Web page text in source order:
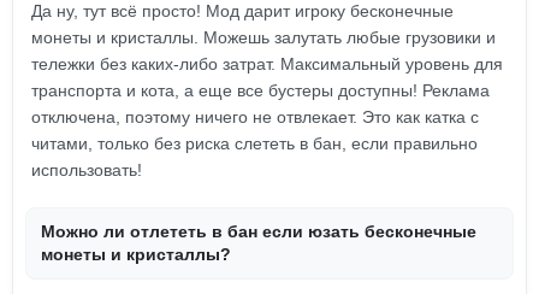
Да ну, тут всё просто! Мод дарит игроку бесконечные
монеты и кристаллы. Можешь залутать любые грузовики и
тележки без каких-либо затрат. Максимальный уровень для
транспорта и кота, а еще все бустеры доступны! Реклама
отключена, поэтому ничего не отвлекает. Это как катка с
читами, только без риска слететь в бан, если правильно
использовать!
Можно ли отлететь в бан если юзать бесконечные
монеты и кристаллы?